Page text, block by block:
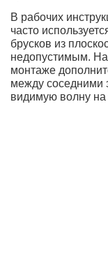
В рабочих
часто
брусков из
недопустимым.
монтаже
между соседними
видимую волну на